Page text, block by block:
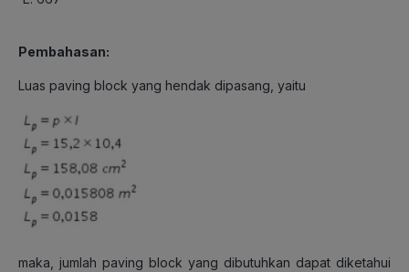
Pembahasan:
Luas paving block yang hendak dipasang, yaitu
maka, jumlah paving block yang dibutuhkan dapat diketahui